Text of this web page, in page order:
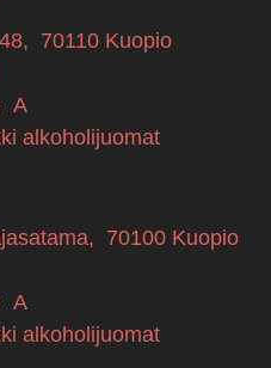
, 70110 Kuopio
A
alkoholijuomat
, 70100 Kuopio
A
alkoholijuomat